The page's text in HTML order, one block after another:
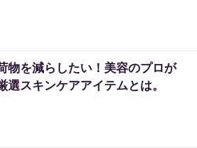
物を減らしたい！美容のプロが
選スキンケアアイテムとは。